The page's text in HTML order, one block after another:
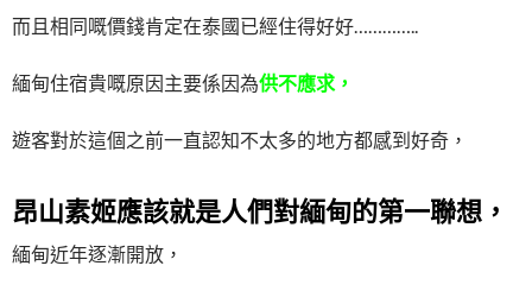
而且相同嘅價錢肯定在泰國已經住得好好…………..
緬甸住宿貴嘅原因主要係因為供不應求，
遊客對於這個之前一直認知不太多的地方都感到好奇，
昂山素姬應該就是人們對緬甸的第一聯想，
緬甸近年逐漸開放，